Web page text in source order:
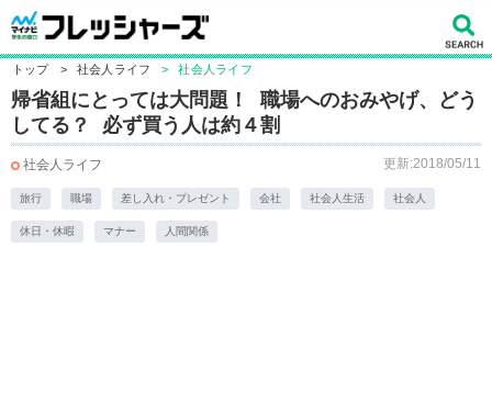
トップ > 社会人ライフ > 社会人ライフ
帰省組にとっては大問題！ 職場へのおみやげ、どう
してる？ 必ず買う人は約４割
社会人ライフ 更新:2018/05/11
旅行 職場 差し入れ・プレゼント 会社 社会人生活 社会人
休日・休暇 マナー 人間関係